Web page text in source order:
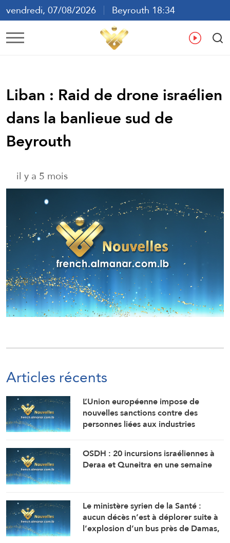
vendredi, 07/08/2026
Beyrouth 18:34
ع
Liban : Raid de drone israélien
dans la banlieue sud de
Beyrouth
il y a 5 mois
Articles récents
L’Union européenne impose de
nouvelles sanctions contre des
personnes liées aux industries
OSDH : 20 incursions israéliennes à
Deraa et Quneitra en une semaine
Le ministère syrien de la Santé :
aucun décès n’est à déplorer suite à
l’explosion d’un bus près de Damas,